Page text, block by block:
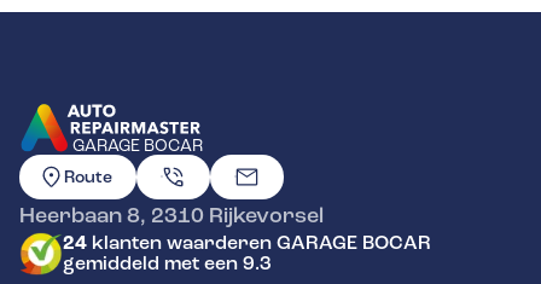
GARAGE BOCAR
GA NAAR DE HOMEPAGINA
Route
Heerbaan 8, 2310 Rijkevorsel
24 klanten waarderen GARAGE BOCAR
gemiddeld met een 9.3